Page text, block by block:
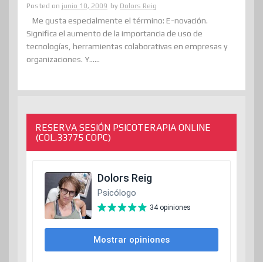
Posted on junio 10, 2009 by Dolors Reig
Me gusta especialmente el término: E-novación.
Significa el aumento de la importancia de uso de
tecnologías, herramientas colaborativas en empresas y
organizaciones. Y......
RESERVA SESIÓN PSICOTERAPIA ONLINE
(COL.33775 COPC)